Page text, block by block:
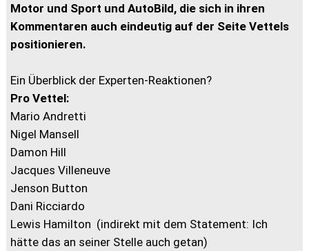
Motor und Sport und AutoBild, die sich in ihren
Kommentaren auch eindeutig auf der Seite Vettels
positionieren.
Ein Überblick der Experten-Reaktionen?
Pro Vettel:
Mario Andretti
Nigel Mansell
Damon Hill
Jacques Villeneuve
Jenson Button
Dani Ricciardo
Lewis Hamilton (indirekt mit dem Statement: Ich
hätte das an seiner Stelle auch getan)